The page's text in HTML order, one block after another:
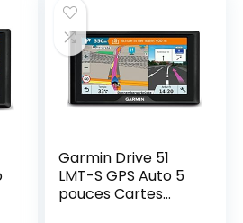
Garmin Drive 51
LMT-S GPS Auto 5
pouces Cartes